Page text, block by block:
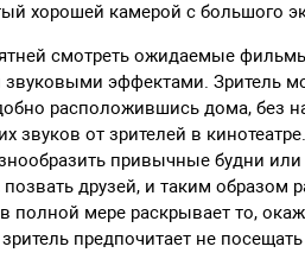
хорошей камерой с большого
смотреть ожидаемые
эффектами. Зритель
расположившись дома, без
звуков от зрителей в
привычные будни
друзей, и таким образом
полной мере раскрывает то,
предпочитает не